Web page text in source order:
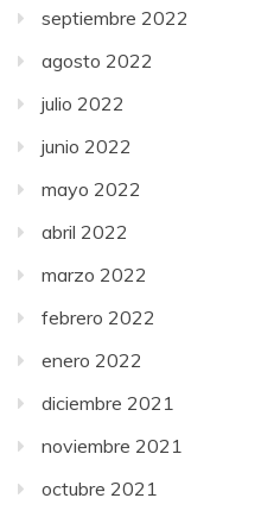
septiembre 2022
agosto 2022
julio 2022
junio 2022
mayo 2022
abril 2022
marzo 2022
febrero 2022
enero 2022
diciembre 2021
noviembre 2021
octubre 2021